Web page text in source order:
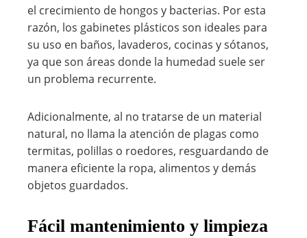
el crecimiento de hongos y bacterias. Por esta
razón, los gabinetes plásticos son ideales para
su uso en baños, lavaderos, cocinas y sótanos,
ya que son áreas donde la humedad suele ser
un problema recurrente.
Adicionalmente, al no tratarse de un material
natural, no llama la atención de plagas como
termitas, polillas o roedores, resguardando de
manera eficiente la ropa, alimentos y demás
objetos guardados.
Fácil mantenimiento y limpieza